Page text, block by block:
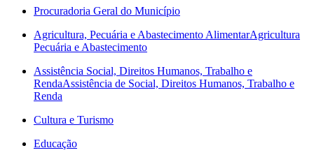
Procuradoria Geral do Município
Agricultura, Pecuária e Abastecimento AlimentarAgricultura
Pecuária e Abastecimento
Assistência Social, Direitos Humanos, Trabalho e
RendaAssistência de Social, Direitos Humanos, Trabalho e
Renda
Cultura e Turismo
Educação